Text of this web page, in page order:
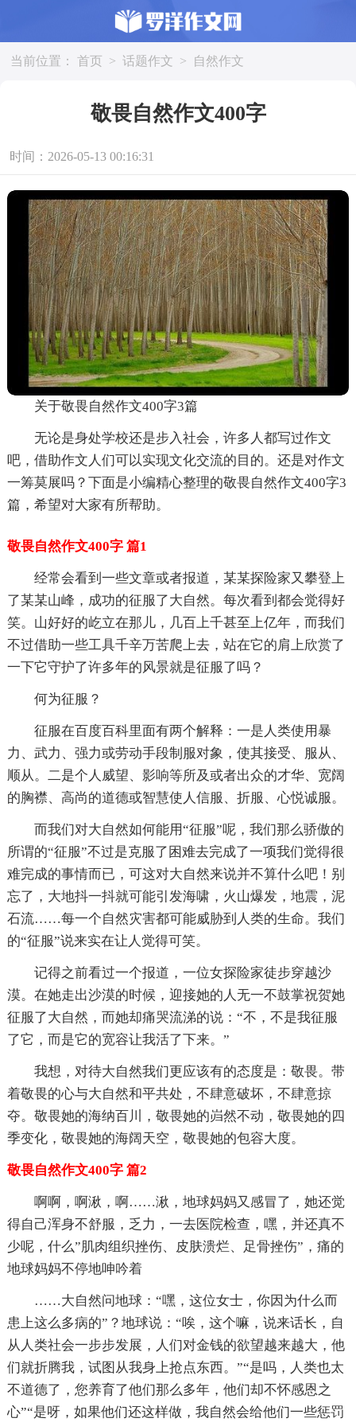
当前位置： 首页 > 话题作文 > 自然作文
敬畏自然作文400字
时间：2026-05-13 00:16:31
关于敬畏自然作文400字3篇
无论是身处学校还是步入社会，许多人都写过作文
吧，借助作文人们可以实现文化交流的目的。还是对作文
一筹莫展吗？下面是小编精心整理的敬畏自然作文400字3
篇，希望对大家有所帮助。
敬畏自然作文400字 篇1
经常会看到一些文章或者报道，某某探险家又攀登上
了某某山峰，成功的征服了大自然。每次看到都会觉得好
笑。山好好的屹立在那儿，几百上千甚至上亿年，而我们
不过借助一些工具千辛万苦爬上去，站在它的肩上欣赏了
一下它守护了许多年的风景就是征服了吗？
何为征服？
征服在百度百科里面有两个解释：一是人类使用暴
力、武力、强力或劳动手段制服对象，使其接受、服从、
顺从。二是个人威望、影响等所及或者出众的才华、宽阔
的胸襟、高尚的道德或智慧使人信服、折服、心悦诚服。
而我们对大自然如何能用“征服”呢，我们那么骄傲的
所谓的“征服”不过是克服了困难去完成了一项我们觉得很
难完成的事情而已，可这对大自然来说并不算什么吧！别
忘了，大地抖一抖就可能引发海啸，火山爆发，地震，泥
石流……每一个自然灾害都可能威胁到人类的生命。我们
的“征服”说来实在让人觉得可笑。
记得之前看过一个报道，一位女探险家徒步穿越沙
漠。在她走出沙漠的时候，迎接她的人无一不鼓掌祝贺她
征服了大自然，而她却痛哭流涕的说：“不，不是我征服
了它，而是它的宽容让我活了下来。”
我想，对待大自然我们更应该有的态度是：敬畏。带
着敬畏的心与大自然和平共处，不肆意破坏，不肆意掠
夺。敬畏她的海纳百川，敬畏她的岿然不动，敬畏她的四
季变化，敬畏她的海阔天空，敬畏她的包容大度。
敬畏自然作文400字 篇2
啊啊，啊湫，啊……湫，地球妈妈又感冒了，她还觉
得自己浑身不舒服，乏力，一去医院检查，嘿，并还真不
少呢，什么”肌肉组织挫伤、皮肤溃烂、足骨挫伤”，痛的
地球妈妈不停地呻吟着
……大自然问地球：“嘿，这位女士，你因为什么而
患上这么多病的”？地球说：“唉，这个嘛，说来话长，自
从人类社会一步步发展，人们对金钱的欲望越来越大，他
们就折腾我，试图从我身上抢点东西。”“是吗，人类也太
不道德了，您养育了他们那么多年，他们却不怀感恩之
心”“是呀，如果他们还这样做，我自然会给他们一些惩罚